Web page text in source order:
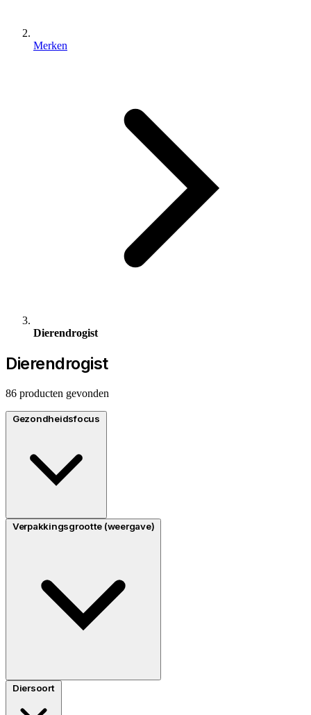
Merken
Dierendrogist
Dierendrogist
86 producten gevonden
Gezondheidsfocus
Verpakkingsgrootte (weergave)
Diersoort